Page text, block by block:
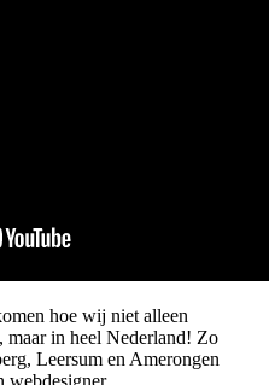
hoe wij niet alleen
maar in heel Nederland! Zo
Leersum en Amerongen
webdesigner.